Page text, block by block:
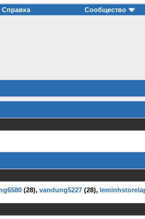
Справка Сообщество
(28), vandung5227 (28),